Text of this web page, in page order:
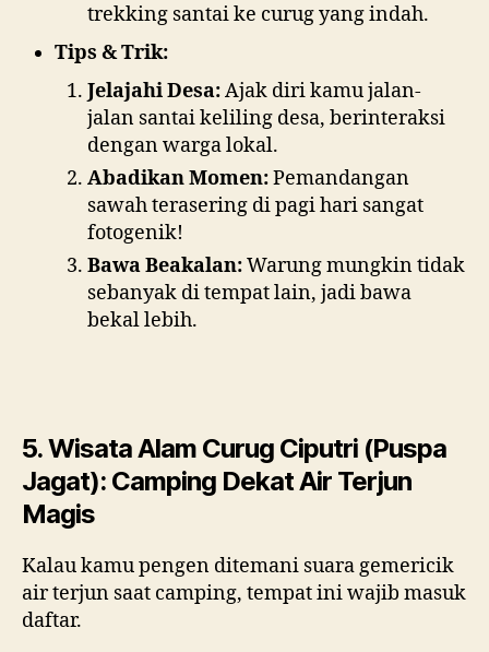
trekking santai ke curug yang indah.
Tips & Trik:
Jelajahi Desa:Ajak diri kamu jalan-
jalan santai keliling desa, berinteraksi
dengan warga lokal.
Abadikan Momen:Pemandangan
sawah terasering di pagi hari sangat
fotogenik!
Bawa Beakalan:Warung mungkin tidak
sebanyak di tempat lain, jadi bawa
bekal lebih.
5. Wisata Alam Curug Ciputri (Puspa
Jagat): Camping Dekat Air Terjun
Magis
Kalau kamu pengen ditemani suara gemericik
air terjun saat camping, tempat ini wajib masuk
daftar.